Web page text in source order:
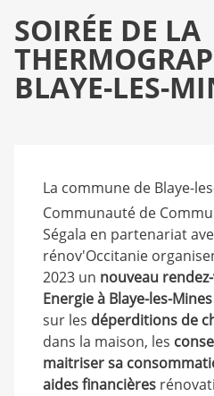
SOIRÉE DE LA
BLAYE-LES-
La commune de Blaye-
Communauté de
Ségala en partenariat
rénov'Occitanie
2023 un nouveau
Energie à Blaye-les-Mines
sur les déperditions de
dans la maison, les
maitriser sa
aides financières